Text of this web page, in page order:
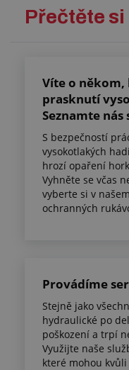
Přečtěte si
Víte o někom,
prasknutí
Seznamte nás
S bezpečností
vysokotlakých
hrozí opaření
Vyhněte se včas
vyberte si v
ochranných
Provádíme
Stejně jako
hydraulické po
poškození a trpí
Využijte naše
které mohou